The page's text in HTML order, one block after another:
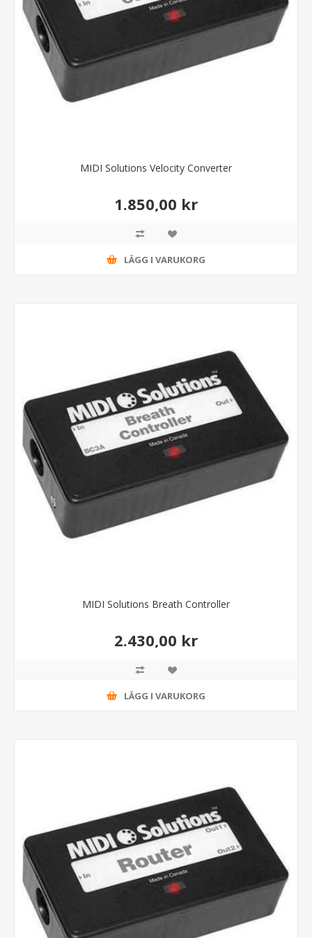
MIDI Solutions Velocity Converter
1.850,00 kr
LÄGG I VARUKORG
MIDI Solutions Breath Controller
2.430,00 kr
LÄGG I VARUKORG